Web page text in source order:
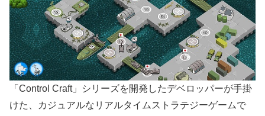
「Control Craft」シリーズを開発したデベロッパーが手掛
けた、カジュアルなリアルタイムストラテジーゲームで